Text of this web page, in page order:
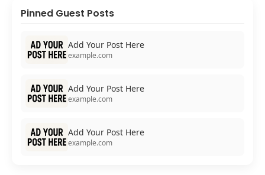
Pinned Guest Posts
Add Your Post Here
example.com
Add Your Post Here
example.com
Add Your Post Here
example.com